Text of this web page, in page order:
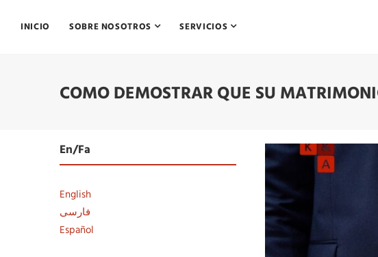
INICIO SOBRE NOSOTROS SERVICIOS
COMO DEMOSTRAR QUE SU
En/Fa
English
فارسی
Español